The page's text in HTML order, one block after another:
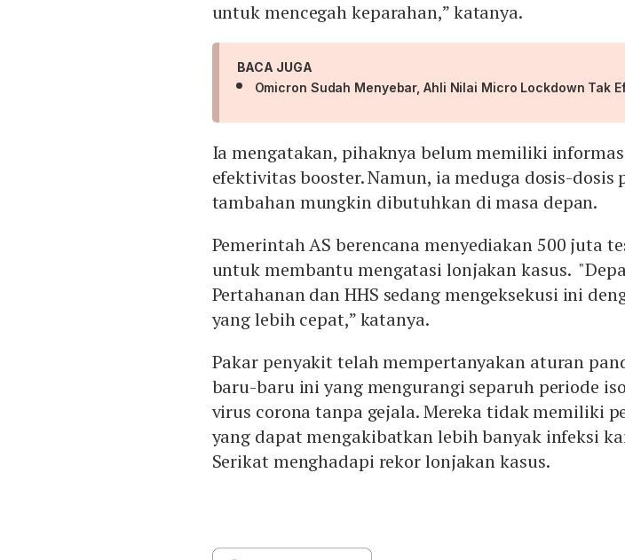
untuk mencegah keparahan,” katanya.
BACA JUGA
Omicron Sudah Menyebar, Ahli Nilai Micro Lockdown Tak
Ia mengatakan, pihaknya belum memiliki
efektivitas booster. Namun, ia meduga dosis-dosis
tambahan mungkin dibutuhkan di masa depan.
Pemerintah AS berencana menyediakan 500 juta
untuk membantu mengatasi lonjakan kasus.
Pertahanan dan HHS sedang mengeksekusi ini
yang lebih cepat,” katanya.
Pakar penyakit telah mempertanyakan aturan
baru-baru ini yang mengurangi separuh periode
virus corona tanpa gejala. Mereka tidak memiliki
yang dapat mengakibatkan lebih banyak infeksi
Serikat menghadapi rekor lonjakan kasus.